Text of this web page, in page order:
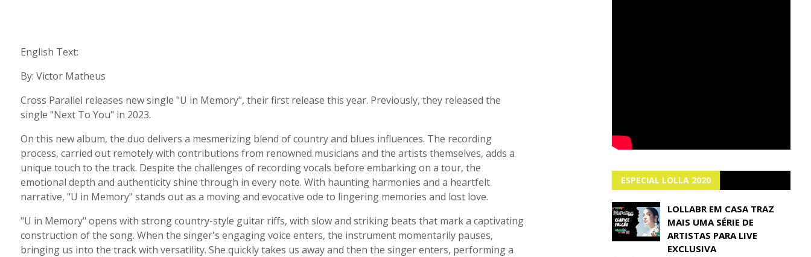
English Text:
By: Victor Matheus
Cross Parallel releases new single "U in Memory", their first release this year. Previously, they released the
single "Next To You" in 2023.
On this new album, the duo delivers a mesmerizing blend of country and blues influences. The recording
process, carried out remotely with contributions from renowned musicians and the artists themselves, adds a
unique touch to the track. Despite the challenges of recording vocals before embarking on a tour, the
emotional depth and authenticity shine through in every note. With haunting harmonies and a heartfelt
narrative, "U in Memory" stands out as a moving and evocative ode to lingering memories and lost love.
"U in Memory" opens with strong country-style guitar riffs, with slow and striking beats that mark a captivating
construction of the song. When the singer's engaging voice enters, the instrument momentarily pauses,
bringing us into the track with versatility. She quickly takes us away and then the singer enters, performing a
ESPECIAL LOLLA 2020
LOLLABR EM CASA TRAZ
MAIS UMA SÉRIE DE
ARTISTAS PARA LIVE
EXCLUSIVA